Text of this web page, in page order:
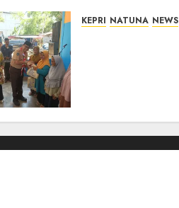
KEPRI NATUNA NEWS
06/08/2026 0